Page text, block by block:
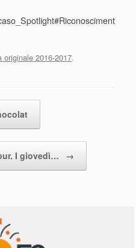
originale 2016-2017.
I giovedì… →